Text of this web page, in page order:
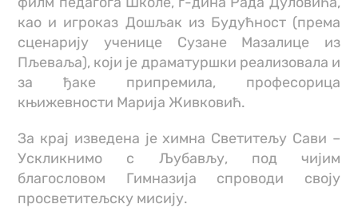
као и игроказ Дошљак из Будућност (према
сценарију ученице Сузане Мазалице из
Пљеваља), који је драматуршки реализовала и
за ђаке припремила, професорица
књижевности Марија Живковић.
За крај изведена је химна Светитељу Сави –
Ускликнимо с Љубављу, под чијим
благословом Гимназија спроводи своју
просветитељску мисију.